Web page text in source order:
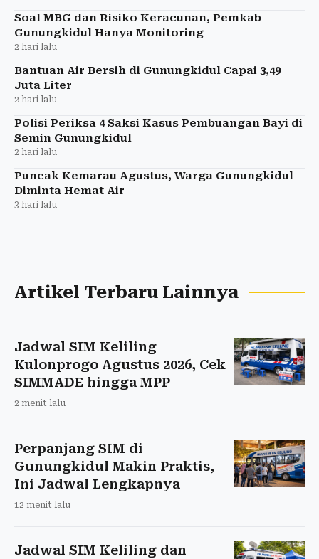
Soal MBG dan Risiko Keracunan, Pemkab
Gunungkidul Hanya Monitoring
2 hari lalu
Bantuan Air Bersih di Gunungkidul Capai 3,49
Juta Liter
2 hari lalu
Polisi Periksa 4 Saksi Kasus Pembuangan Bayi di
Semin Gunungkidul
2 hari lalu
Puncak Kemarau Agustus, Warga Gunungkidul
Diminta Hemat Air
3 hari lalu
Artikel Terbaru Lainnya
Jadwal SIM Keliling
Kulonprogo Agustus 2026, Cek
SIMMADE hingga MPP
2 menit lalu
Perpanjang SIM di
Gunungkidul Makin Praktis,
Ini Jadwal Lengkapnya
12 menit lalu
Jadwal SIM Keliling dan